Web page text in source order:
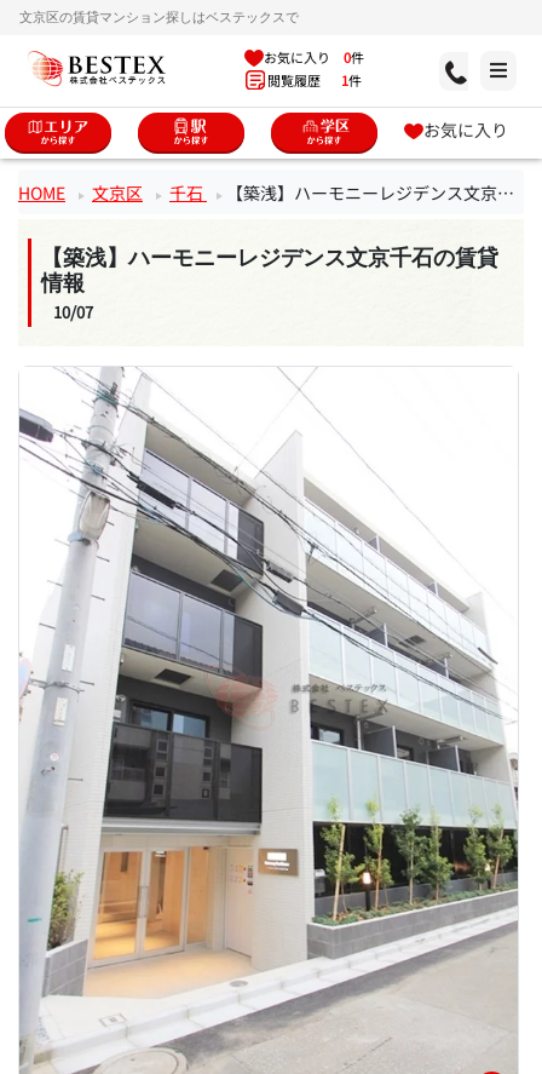
文京区の賃貸マンション探しはベステックスで
お気に入り 0件
閲覧履歴 1件
お気に入り
HOME 文京区 千石 【築浅】ハーモニーレジデンス文京千石
【築浅】ハーモニーレジデンス文京千石の賃貸
情報
10/07